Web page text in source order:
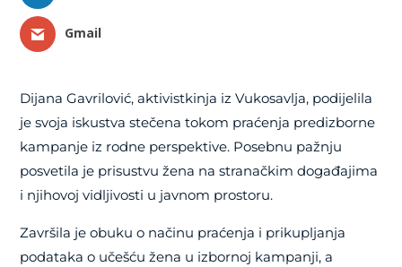
Gmail
Dijana Gavrilović, aktivistkinja iz Vukosavlja, podijelila
je svoja iskustva stečena tokom praćenja predizborne
kampanje iz rodne perspektive. Posebnu pažnju
posvetila je prisustvu žena na stranačkim događajima
i njihovoj vidljivosti u javnom prostoru.
Završila je obuku o načinu praćenja i prikupljanja
podataka o učešću žena u izbornoj kampanji, a